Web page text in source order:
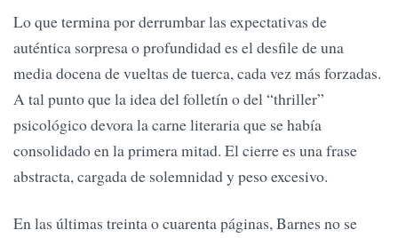
Lo que termina por derrumbar las expectativas de
auténtica sorpresa o profundidad es el desfile de una
media docena de vueltas de tuerca, cada vez más forzadas.
A tal punto que la idea del folletín o del “thriller”
psicológico devora la carne literaria que se había
consolidado en la primera mitad. El cierre es una frase
abstracta, cargada de solemnidad y peso excesivo.
En las últimas treinta o cuarenta páginas, Barnes no se